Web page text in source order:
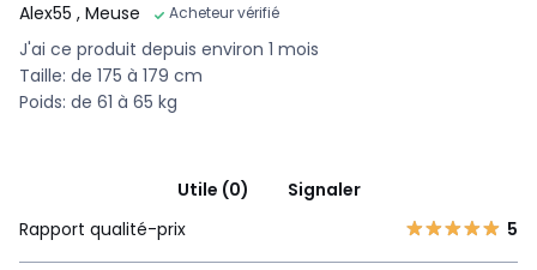
Alex55 , Meuse Acheteur vérifié
J'ai ce produit depuis environ 1 mois
Taille: de 175 à 179 cm
Poids: de 61 à 65 kg
Utile (0)
Signaler
Rapport qualité-prix
5